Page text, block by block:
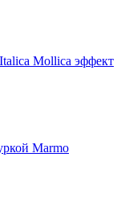
Mollica эффект
Marmo